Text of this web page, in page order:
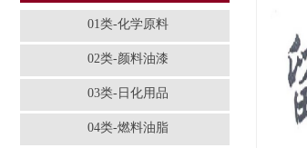
01类-化学原料
02类-颜料油漆
03类-日化用品
04类-燃料油脂